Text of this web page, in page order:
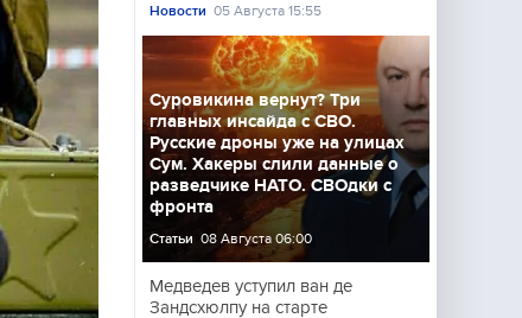
Новости 05 Августа 15:55
Суровикина вернут? Три
главных инсайда с СВО.
Русские дроны уже на улицах
Сум. Хакеры слили данные о
разведчике НАТО. СВОдки с
фронта
Статьи 08 Августа 06:00
Медведев уступил ван де
Зандсхюлпу на старте